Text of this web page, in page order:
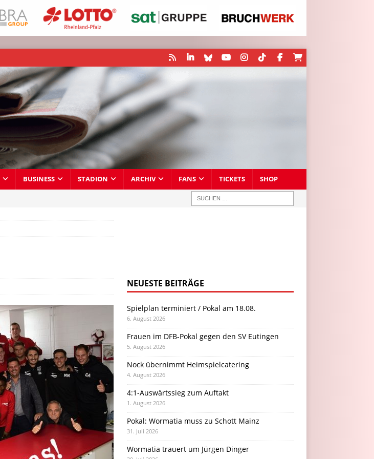
BUSINESS STADION ARCHIV FANS TICKETS SHOP
NEUESTE BEITRÄGE
Spielplan terminiert / Pokal am 18.08.
6. August 2026
Frauen im DFB-Pokal gegen den SV Eutingen
5. August 2026
Nock übernimmt Heimspielcatering
4. August 2026
4:1-Auswärtssieg zum Auftakt
1. August 2026
Pokal: Wormatia muss zu Schott Mainz
31. Juli 2026
Wormatia trauert um Jürgen Dinger